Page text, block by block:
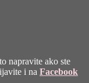
napravite ako ste
i na Facebook